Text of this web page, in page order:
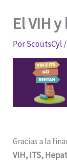
El VIH
PorScoutsCyl/
Gracias a la
VIH, ITS,